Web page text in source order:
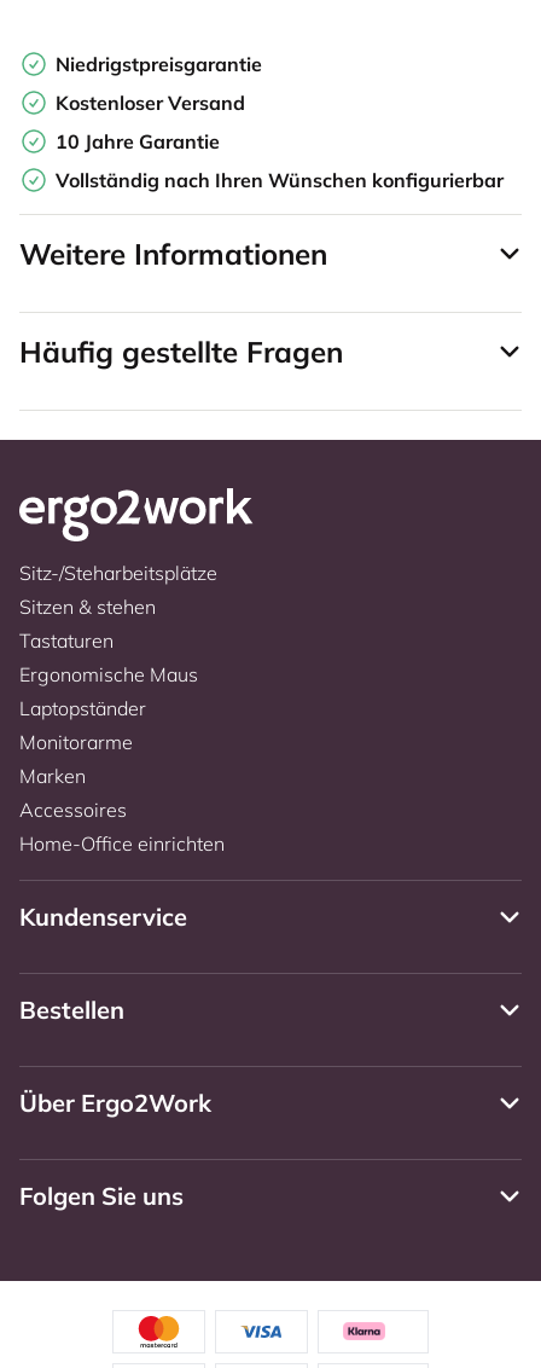
Niedrigstpreisgarantie
Kostenloser Versand
10 Jahre Garantie
Vollständig nach Ihren Wünschen konfigurierbar
Weitere Informationen
Häufig gestellte Fragen
Sitz-/Steharbeitsplätze
Sitzen & stehen
Tastaturen
Ergonomische Maus
Laptopständer
Monitorarme
Marken
Accessoires
Home-Office einrichten
Kundenservice
Bestellen
Über Ergo2Work
Folgen Sie uns